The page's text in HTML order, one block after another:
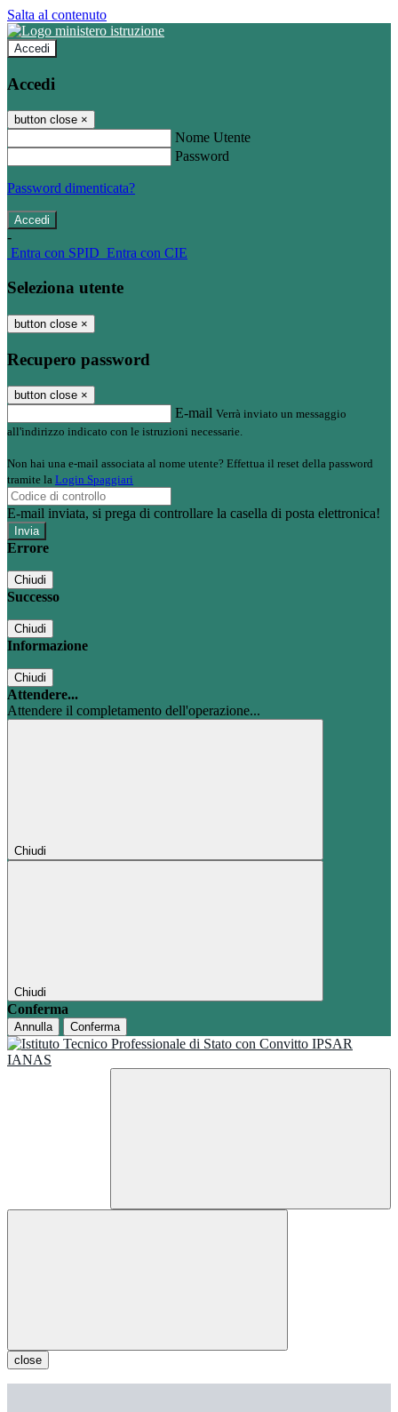
Salta al contenuto
Accedi
Accedi
button close ×
Nome Utente
Password
Password dimenticata?
-
Entra con SPID Entra con CIE
Seleziona utente
button close ×
Recupero password
button close ×
E-mail Verrà inviato un messaggio
all'indirizzo indicato con le istruzioni necessarie.
Non hai una e-mail associata al nome utente? Effettua il reset della password
tramite la Login Spaggiari
E-mail inviata, si prega di controllare la casella di posta elettronica!
Errore
Chiudi
Successo
Chiudi
Informazione
Chiudi
Attendere...
Attendere il completamento dell'operazione...
Chiudi
Chiudi
Conferma
Annulla Conferma
close